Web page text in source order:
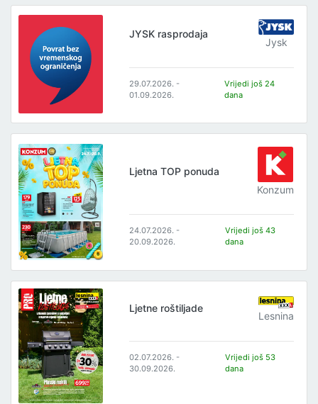
JYSK rasprodaja
Jysk
29.07.2026. -
01.09.2026.
Vrijedi još 24
dana
Ljetna TOP ponuda
Konzum
24.07.2026. -
20.09.2026.
Vrijedi još 43
dana
Ljetne roštiljade
Lesnina
02.07.2026. -
30.09.2026.
Vrijedi još 53
dana